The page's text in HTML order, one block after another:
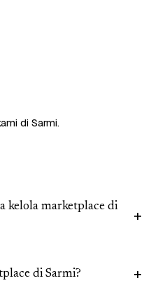
di Sarmi.
kelola marketplace di
di Sarmi?